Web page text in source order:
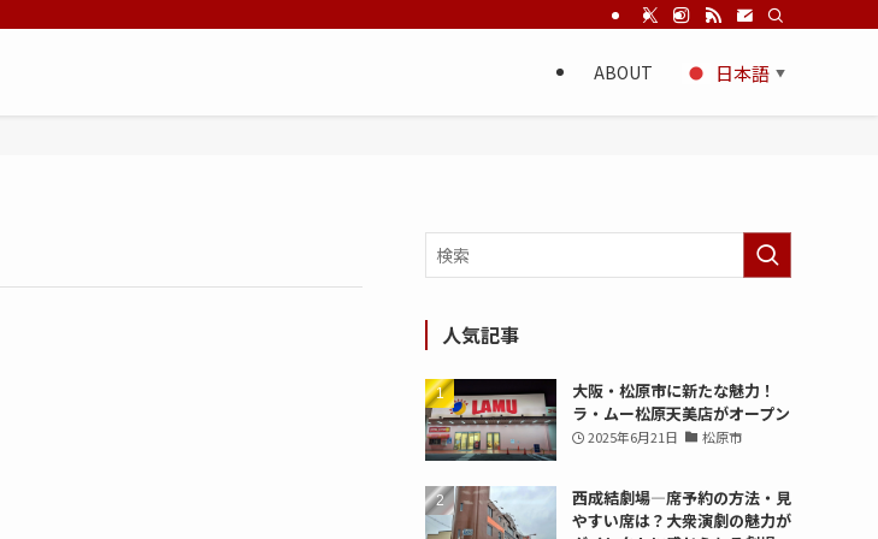
ABOUT 日本語 ▼
人気記事
大阪・松原市に新たな魅力！
ラ・ムー松原天美店がオープン
2025年6月21日 松原市
西成結劇場—席予約の方法・見
やすい席は？大衆演劇の魅力が